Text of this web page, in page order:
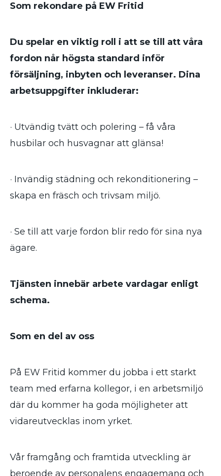
Som rekondare på EW Fritid
Du spelar en viktig roll i att se till att våra
fordon når högsta standard inför
försäljning, inbyten och leveranser. Dina
arbetsuppgifter inkluderar:
· Utvändig tvätt och polering – få våra
husbilar och husvagnar att glänsa!
· Invändig städning och rekonditionering –
skapa en fräsch och trivsam miljö.
· Se till att varje fordon blir redo för sina nya
ägare.
Tjänsten innebär arbete vardagar enligt
schema.
Som en del av oss
På EW Fritid kommer du jobba i ett starkt
team med erfarna kollegor, i en arbetsmiljö
där du kommer ha goda möjligheter att
vidareutvecklas inom yrket.
Vår framgång och framtida utveckling är
beroende av personalens engagemang och